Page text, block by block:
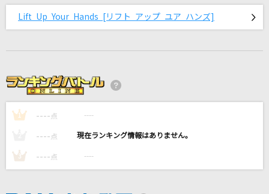
LAST STARDUST
あいみょん
ドリームキャッチャー
lulu.
Lift Up Your Hands [リフト アップ ユア ハンズ]
1 ---- 点 ----
---- 点 ----
3 ---- 点 ----